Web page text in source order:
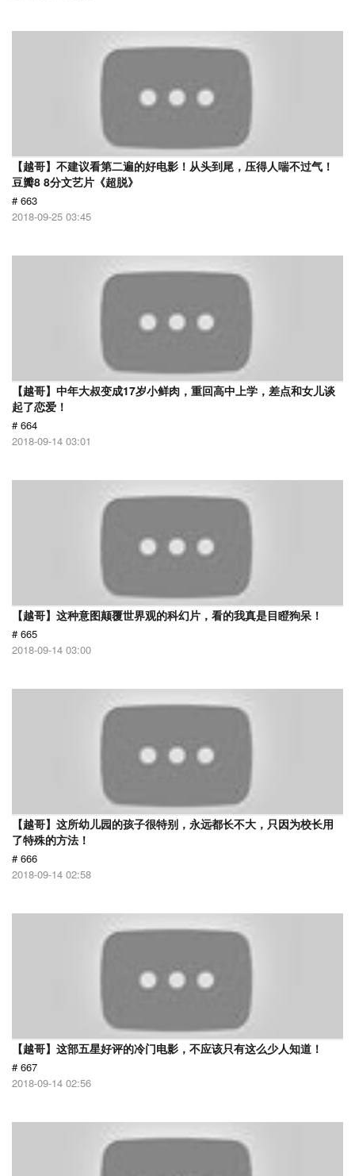
【越哥】不建议看第二遍的好电影！从头到尾，压得人喘不过气！
豆瓣8 8分文艺片《超脱》
# 663
2018-09-25 03:45
【越哥】中年大叔变成17岁小鲜肉，重回高中上学，差点和女儿谈
起了恋爱！
# 664
2018-09-14 03:01
【越哥】这种意图颠覆世界观的科幻片，看的我真是目瞪狗呆！
# 665
2018-09-14 03:00
【越哥】这所幼儿园的孩子很特别，永远都长不大，只因为校长用
了特殊的方法！
# 666
2018-09-14 02:58
【越哥】这部五星好评的冷门电影，不应该只有这么少人知道！
# 667
2018-09-14 02:56